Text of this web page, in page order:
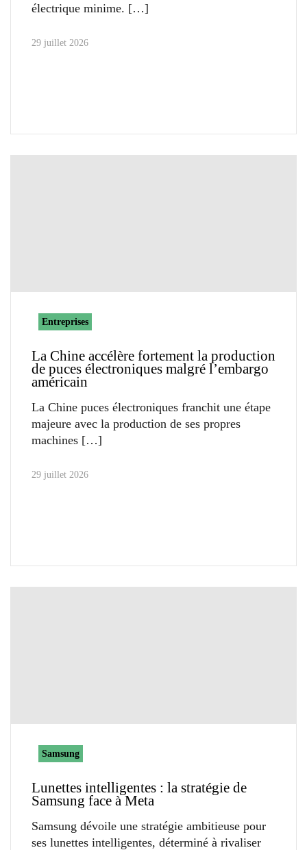
électrique minime.
29 juillet 2026
Entreprises
La Chine accélère fortement la production
de puces électroniques malgré l’embargo
américain
La Chine puces électroniques franchit une étape
majeure avec la production de ses propres
machines
29 juillet 2026
Samsung
Lunettes intelligentes : la stratégie de
Samsung face à Meta
Samsung dévoile une stratégie ambitieuse pour
ses lunettes intelligentes, déterminé à rivaliser